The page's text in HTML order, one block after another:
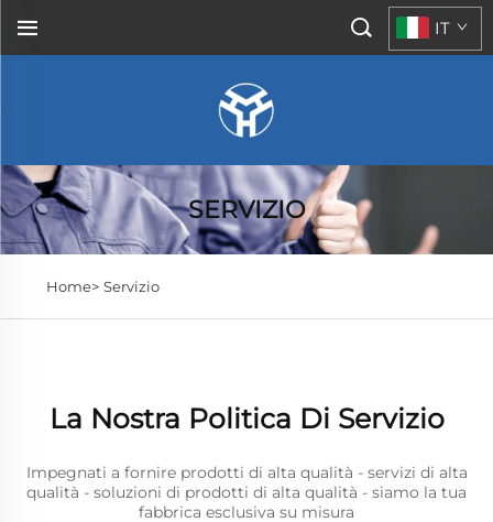
IT
SERVIZIO
Home> Servizio
La Nostra Politica Di Servizio
Impegnati a fornire prodotti di alta qualità - servizi di alta
qualità - soluzioni di prodotti di alta qualità - siamo la tua
fabbrica esclusiva su misura